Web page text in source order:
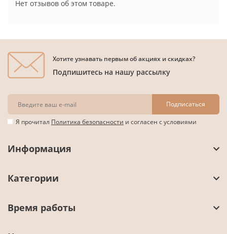
Нет отзывов об этом товаре.
Хотите узнавать первым об акциях и скидках?
Подпишитесь на нашу рассылку
Подписаться
Я прочитал Политика безопасности и согласен с условиями
Информация
Категории
Время работы